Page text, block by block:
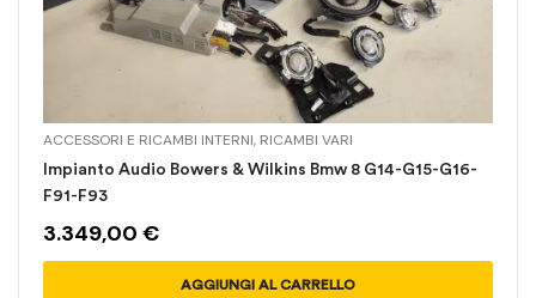
ACCESSORI E RICAMBI INTERNI, RICAMBI VARI
Impianto Audio Bowers & Wilkins Bmw 8 G14-G15-G16-
F91-F93
3.349,00 €
AGGIUNGI AL CARRELLO